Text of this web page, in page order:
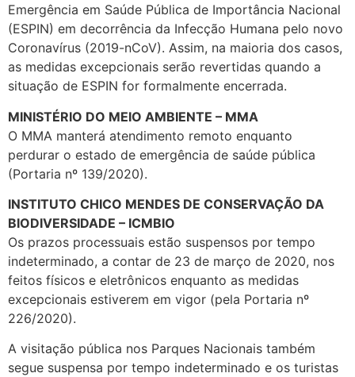
Emergência em Saúde Pública de Importância Nacional
(ESPIN) em decorrência da Infecção Humana pelo novo
Coronavírus (2019-nCoV). Assim, na maioria dos casos,
as medidas excepcionais serão revertidas quando a
situação de ESPIN for formalmente encerrada.
MINISTÉRIO DO MEIO AMBIENTE – MMA
O MMA manterá atendimento remoto enquanto
perdurar o estado de emergência de saúde pública
(Portaria nº 139/2020).
INSTITUTO CHICO MENDES DE CONSERVAÇÃO DA
BIODIVERSIDADE – ICMBIO
Os prazos processuais estão suspensos por tempo
indeterminado, a contar de 23 de março de 2020, nos
feitos físicos e eletrônicos enquanto as medidas
excepcionais estiverem em vigor (pela Portaria nº
226/2020).
A visitação pública nos Parques Nacionais também
segue suspensa por tempo indeterminado e os turistas